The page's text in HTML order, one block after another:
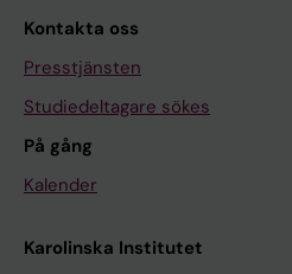
Kontakta oss
Presstjänsten
Studiedeltagare sökes
På gång
Kalender
Karolinska Institutet